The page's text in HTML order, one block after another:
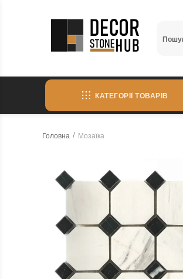
КАТЕГОРІЇ ТОВАРІВ
Головна Мозаїка